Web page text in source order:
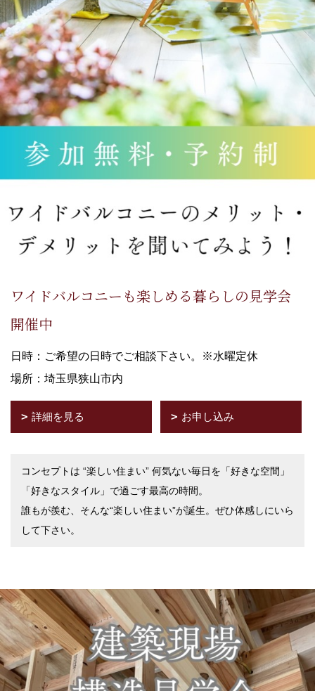
ワイドバルコニーも楽しめる暮らしの見学会
開催中
日時：ご希望の日時でご相談下さい。※水曜定休
場所：埼玉県狭山市内
詳細を見る お申し込み
コンセプトは “楽しい住まい” 何気ない毎日を「好きな空間」
「好きなスタイル」で過ごす最高の時間。
誰もが羨む、そんな“楽しい住まい”が誕生。ぜひ体感しにいら
して下さい。